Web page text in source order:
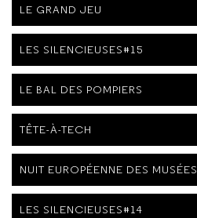
LE GRAND JEU
LES SILENCIEUSES#15
LE BAL DES POMPIERS
TÊTE-À-TECH
NUIT EUROPÉENNE DES MUSÉES
LES SILENCIEUSES#14